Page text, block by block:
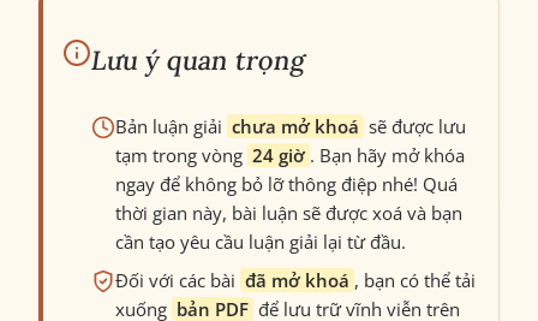
Lưu ý quan trọng
Bản luận giải chưa mở khoá sẽ được lưu
tạm trong vòng 24 giờ . Bạn hãy mở khóa
ngay để không bỏ lỡ thông điệp nhé! Quá
thời gian này, bài luận sẽ được xoá và bạn
cần tạo yêu cầu luận giải lại từ đầu.
Đối với các bài đã mở khoá , bạn có thể tải
xuống bản PDF để lưu trữ vĩnh viễn trên